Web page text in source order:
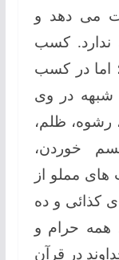
می دهد و
کسب
اما در کسب
شبهه در وی
رشوه، ظلم،
خوردن،
مملو از
کذائی و ده
همه حرام و
در قرآن